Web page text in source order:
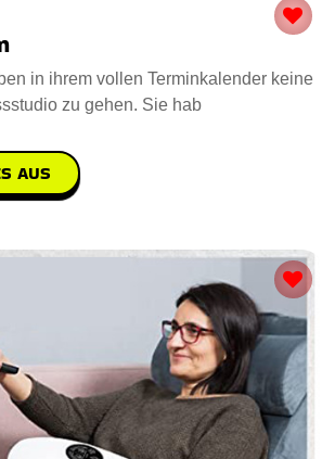
in ihrem vollen Terminkalender keine
zu gehen. Sie hab
AUS